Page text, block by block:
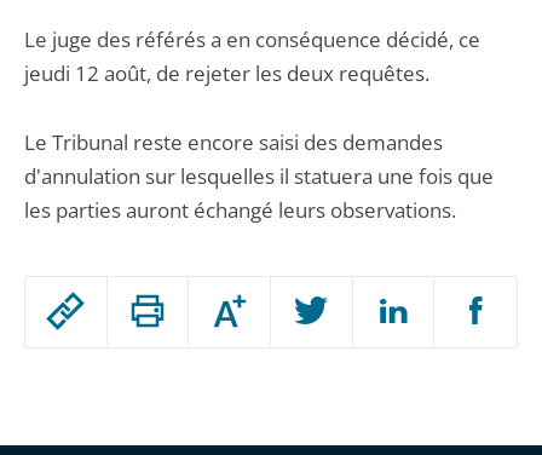
Passer
Augmenter
ou
Le juge des référés a en conséquence décidé, ce
jeudi 12 août, de rejeter les deux requêtes.
Le Tribunal reste encore saisi des demandes
d'annulation sur lesquelles il statuera une fois que
les parties auront échangé leurs observations.